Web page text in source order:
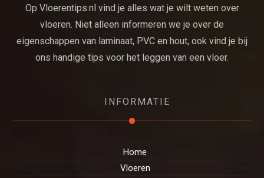
Op Vloerentips.nl vind je alles wat je wilt weten over
vloeren. Niet alleen informeren we je over de
eigenschappen van laminaat, PVC en hout, ook vind je bij
ons handige tips voor het leggen van een vloer.
INFORMATIE
Home
Vloeren